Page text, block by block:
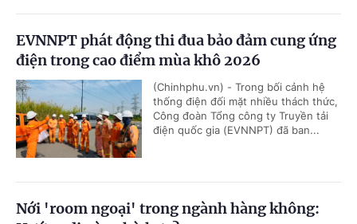
EVNNPT phát động thi đua bảo đảm cung ứng
điện trong cao điểm mùa khô 2026
(Chinhphu.vn) - Trong bối cảnh hệ
thống điện đối mặt nhiều thách thức,
Công đoàn Tổng công ty Truyền tải
điện quốc gia (EVNNPT) đã ban...
Nới 'room ngoại' trong ngành hàng không: